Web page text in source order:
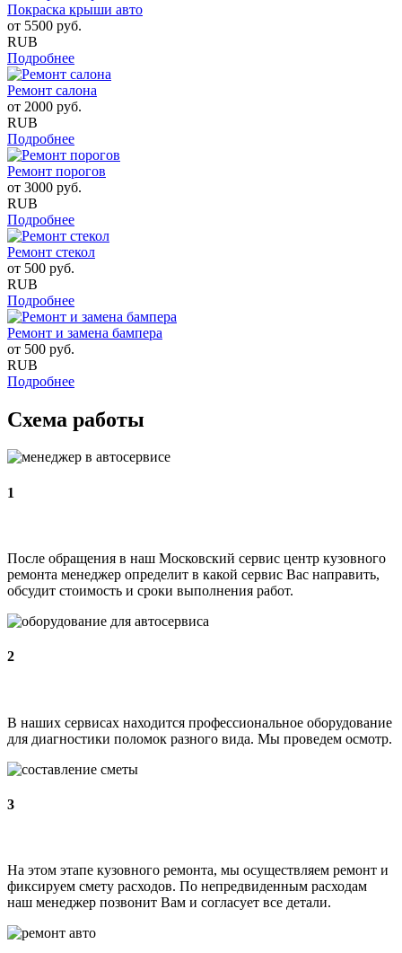
Покраска крыши авто
от 5500 руб.
RUB
Подробнее
Ремонт салона
от 2000 руб.
RUB
Подробнее
Ремонт порогов
от 3000 руб.
RUB
Подробнее
Ремонт стекол
от 500 руб.
RUB
Подробнее
Ремонт и замена бампера
от 500 руб.
RUB
Подробнее
Схема работы
1
После обращения в наш Московский сервис центр кузовного
ремонта менеджер определит в какой сервис Вас направить,
обсудит стоимость и сроки выполнения работ.
2
В наших сервисах находится профессиональное оборудование
для диагностики поломок разного вида. Мы проведем осмотр.
3
На этом этапе кузовного ремонта, мы осуществляем ремонт и
фиксируем смету расходов. По непредвиденным расходам
наш менеджер позвонит Вам и согласует все детали.